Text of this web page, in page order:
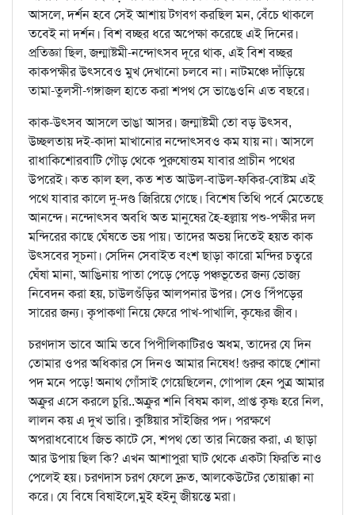
আসলে, দর্শন হবে সেই আশায় টগবগ করছিল মন, বেঁচে থাকলে
তবেই না দর্শন। বিশ বচ্ছর ধরে অপেক্ষা করেছে এই দিনের।
প্রতিজ্ঞা ছিল, জন্মাষ্টমী-নন্দোৎসব দূরে থাক, এই বিশ বচ্ছর
কাকপক্ষীর উৎসবেও মুখ দেখানো চলবে না। নাটমঞ্চে দাঁড়িয়ে
তামা-তুলসী-গঙ্গাজল হাতে করা শপথ সে ভাঙেওনি এত বছরে।
কাক-উৎসব আসলে ভাঙা আসর। জন্মাষ্টমী তো বড় উৎসব,
উচ্ছলতায় দই-কাদা মাখানোর নন্দোৎসবও কম যায় না। আসলে
রাধাকিশোরবাটি গৌড় থেকে পুরুষোত্তম যাবার প্রাচীন পথের
উপরেই। কত কাল হল, কত শত আউল-বাউল-ফকির-বোষ্টম এই
পথে যাবার কালে দু-দণ্ড জিরিয়ে গেছে। বিশেষ তিথি পর্বে মেতেছে
আনন্দে। নন্দোৎসব অবধি অত মানুষের হৈ-হল্লায় পশু-পক্ষীর দল
মন্দিরের কাছে ঘেঁষতে ভয় পায়। তাদের অভয় দিতেই হয়ত কাক
উৎসবের সূচনা। সেদিন সেবাইত বংশ ছাড়া কারো মন্দির চত্বরে
ঘেঁষা মানা, আঙিনায় পাতা পেড়ে পেড়ে পঞ্চভূতের জন্য ভোজ্য
নিবেদন করা হয়, চাউলগুঁড়ির আলপনার উপর। সেও পিঁপড়ের
সারের জন্য। কৃপাকণা নিয়ে ফেরে পাখ-পাখালি, কৃষ্ণের জীব।
চরণদাস ভাবে আমি তবে পিপীলিকাটিরও অধম, তাদের যে দিন
তোমার ওপর অধিকার সে দিনও আমার নিষেধ! গুরুর কাছে শোনা
পদ মনে পড়ে! অনাথ গোঁসাই গেয়েছিলেন, গোপাল হেন পুত্র আমার
অক্রুর এসে করলে চুরি..অক্রুর শনি বিষম কাল, প্রাপ্ত কৃষ্ণ হরে নিল,
লালন কয় এ দুখ ভারি। কুষ্টিয়ার সাঁইজির পদ। পরক্ষণে
অপরাধবোধে জিভ কাটে সে, শপথ তো তার নিজের করা, এ ছাড়া
আর উপায় ছিল কি? এখন আশাপুরা ঘাট থেকে একটা ফিরতি নাও
পেলেই হয়। চরণদাস চরণ ফেলে দ্রুত, আলকেউটের তোয়াক্কা না
করে। যে বিষে বিষাইলে,মুই হইনু জীয়ন্তে মরা।